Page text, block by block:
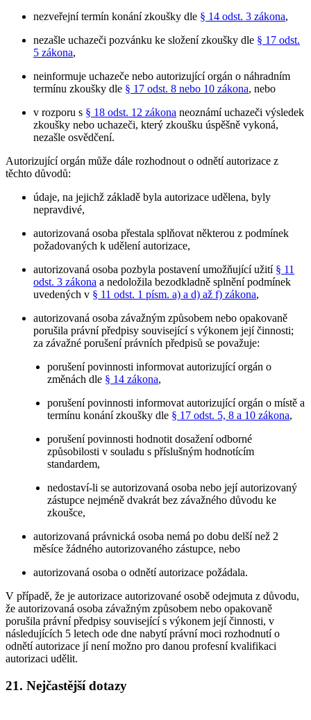
nezveřejní termín konání zkoušky dle § 14 odst. 3 zákona,
nezašle uchazeči pozvánku ke složení zkoušky dle § 17 odst.
5 zákona,
neinformuje uchazeče nebo autorizující orgán o náhradním
termínu zkoušky dle § 17 odst. 8 nebo 10 zákona, nebo
v rozporu s § 18 odst. 12 zákona neoznámí uchazeči výsledek
zkoušky nebo uchazeči, který zkoušku úspěšně vykoná,
nezašle osvědčení.
Autorizující orgán může dále rozhodnout o odnětí autorizace z
těchto důvodů:
údaje, na jejichž základě byla autorizace udělena, byly
nepravdivé,
autorizovaná osoba přestala splňovat některou z podmínek
požadovaných k udělení autorizace,
autorizovaná osoba pozbyla postavení umožňující užití § 11
odst. 3 zákona a nedoložila bezodkladně splnění podmínek
uvedených v § 11 odst. 1 písm. a) a d) až f) zákona,
autorizovaná osoba závažným způsobem nebo opakovaně
porušila právní předpisy související s výkonem její činnosti;
za závažné porušení právních předpisů se považuje:
porušení povinnosti informovat autorizující orgán o
změnách dle § 14 zákona,
porušení povinnosti informovat autorizující orgán o místě a
termínu konání zkoušky dle § 17 odst. 5, 8 a 10 zákona,
porušení povinnosti hodnotit dosažení odborné
způsobilosti v souladu s příslušným hodnotícím
standardem,
nedostaví-li se autorizovaná osoba nebo její autorizovaný
zástupce nejméně dvakrát bez závažného důvodu ke
zkoušce,
autorizovaná právnická osoba nemá po dobu delší než 2
měsíce žádného autorizovaného zástupce, nebo
autorizovaná osoba o odnětí autorizace požádala.
V případě, že je autorizace autorizované osobě odejmuta z důvodu,
že autorizovaná osoba závažným způsobem nebo opakovaně
porušila právní předpisy související s výkonem její činnosti, v
následujících 5 letech ode dne nabytí právní moci rozhodnutí o
odnětí autorizace jí není možno pro danou profesní kvalifikaci
autorizaci udělit.
21. Nejčastější dotazy